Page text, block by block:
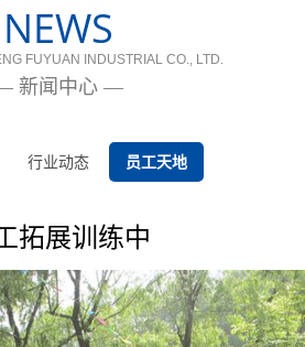
人才招聘
联系我们
NEWS
FUYUAN INDUSTRIAL CO., LTD.
新闻中心 —
行业动态 员工天地
拓展训练中